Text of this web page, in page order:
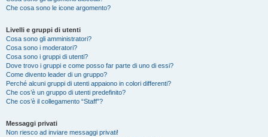
Che cosa sono le icone argomento?
Livelli e gruppi di utenti
Cosa sono gli amministratori?
Cosa sono i moderatori?
Cosa sono i gruppi di utenti?
Dove trovo i gruppi e come posso far parte di uno di essi?
Come divento leader di un gruppo?
Perché alcuni gruppi di utenti appaiono in colori differenti?
Che cos’è un gruppo di utenti predefinito?
Che cos’è il collegamento “Staff”?
Messaggi privati
Non riesco ad inviare messaggi privati!